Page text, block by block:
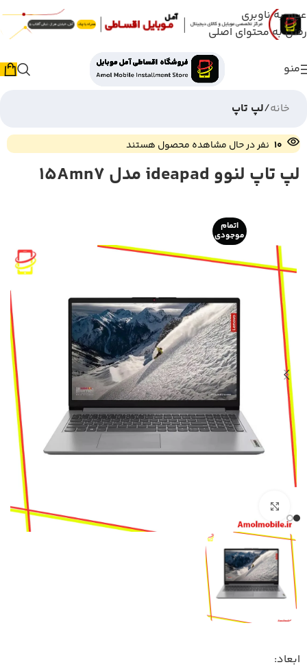
عبور به ناوبری
رفتن به محتوای اصلی
منو
خانه لپ تاپ
10 نفر در حال مشاهده محصول هستند
لپ تاپ لنوو ideapad مدل 15Amn7
اتمام
موجودی
ابعاد: